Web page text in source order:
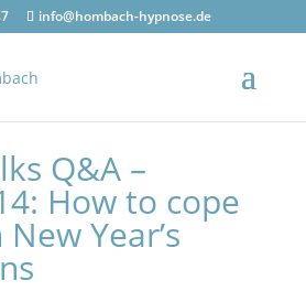
info@hombach-hypnose.de
Q&A –
How to cope
Year’s